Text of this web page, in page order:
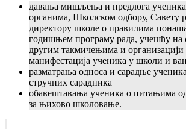
давања мишљења и предлога
органима, Школском одбору, Савету
директору школе о правилима
годишњем програму рада, учешћу на
другим такмичењима и организацији
манифестација ученика у школи и
разматрања односа и сарадње
стручних сарадника
обавештавања ученика о питањима од
за њихово школовање.